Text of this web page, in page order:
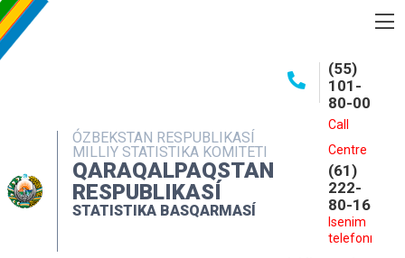
ÓZBEKSTAN RESPUBLIKASÍ
MILLIY STATISTIKA KOMITETI
QARAQALPAQSTAN
RESPUBLIKASÍ
STATISTIKA BASQARMASÍ
(55)
101-
80-00
Call
Centre
(61)
222-
80-16
Isenim
telefonı
INTERAKTIV XIZMETLER
MÁLIMLEME XIZMETI
MÚRÁJAATLAR